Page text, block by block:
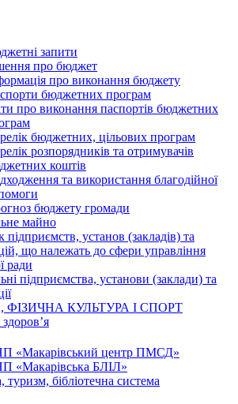
запити
про бюджет
про виконання бюджету
бюджетних програм
про виконання паспортів бюджетних
бюджетних, цільових програм
розпорядників та отримувачів
коштів
та використання благодійної
бюджету громади
майно
підприємств, установ (закладів) та
що належать до сфери управління
ради
підприємства, установи (заклади) та
ФІЗИЧНА КУЛЬТУРА І СПОРТ
«Макарівський центр ПМСД»
«Макарівська БЛІЛ»
туризм, бібліотечна система